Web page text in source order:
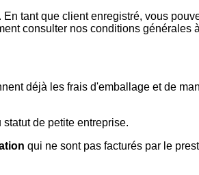
tant que client enregistré, vous
consulter nos conditions générales
déjà les frais d'emballage et de
de petite entreprise.
qui ne sont pas facturés par le